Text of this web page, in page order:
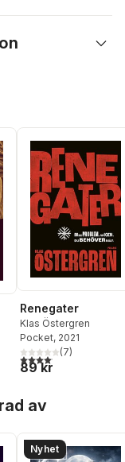
Renegater
Klas Östergren
Pocket, 2021
4,1utav 5 stjärnor.
(7)
89 kr
av
Nyhet